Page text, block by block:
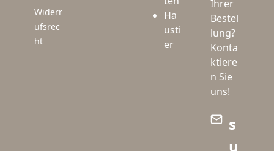
Widerr
ufsrec
ht
Ha
usti
er
Ihrer
Bestel
lung?
Konta
ktiere
n Sie
uns!
s
u